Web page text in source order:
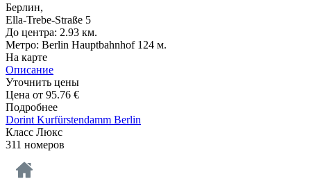
Берлин,
Ella-Trebe-Straße 5
До центра: 2.93 км.
Метро: Berlin Hauptbahnhof 124 м.
На карте
Описание
Уточнить цены
Цена от 95.76 €
Подробнее
Dorint Kurfürstendamm Berlin
Класс Люкс
311 номеров